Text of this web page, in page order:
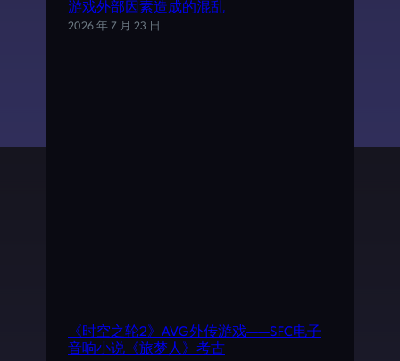
游戏外部因素造成的混乱
2026 年 7 月 23 日
《时空之轮2》AVG外传游戏——SFC电子
音响小说《旅梦人》考古